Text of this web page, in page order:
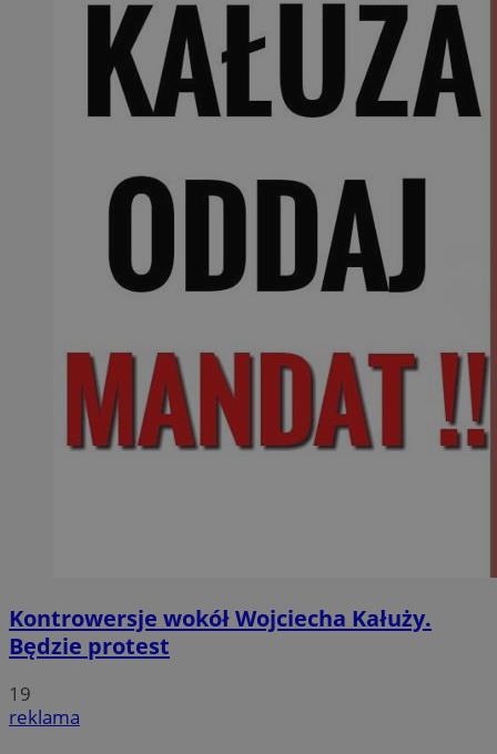
Kontrowersje wokół Wojciecha Kałuży.
Będzie protest
19
reklama